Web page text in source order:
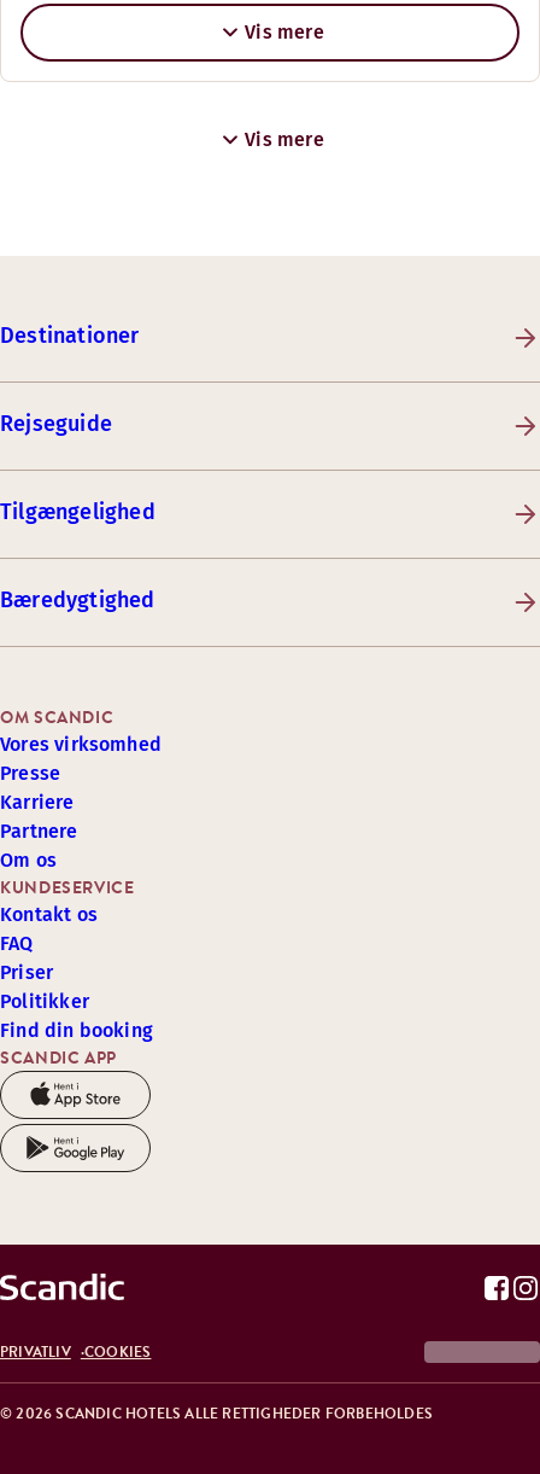
Vis mere
Vis mere
Destinationer
Rejseguide
Tilgængelighed
Bæredygtighed
SCANDIC APP
KUNDESERVICE
Kontakt os
FAQ
Priser
Politikker
Find din booking
OM SCANDIC
Vores virksomhed
Presse
Karriere
Partnere
Om os
© 2026 SCANDIC HOTELS ALLE RETTIGHEDER FORBEHOLDES
PRIVATLIV COOKIES